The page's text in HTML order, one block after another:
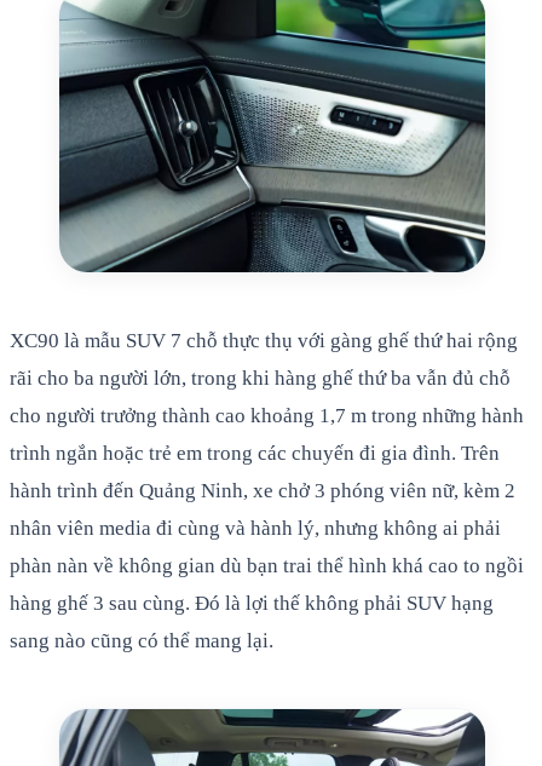
XC90 là mẫu SUV 7 chỗ thực thụ với gàng ghế thứ hai rộng
rãi cho ba người lớn, trong khi hàng ghế thứ ba vẫn đủ chỗ
cho người trưởng thành cao khoảng 1,7 m trong những hành
trình ngắn hoặc trẻ em trong các chuyến đi gia đình. Trên
hành trình đến Quảng Ninh, xe chở 3 phóng viên nữ, kèm 2
nhân viên media đi cùng và hành lý, nhưng không ai phải
phàn nàn về không gian dù bạn trai thể hình khá cao to ngồi
hàng ghế 3 sau cùng. Đó là lợi thế không phải SUV hạng
sang nào cũng có thể mang lại.